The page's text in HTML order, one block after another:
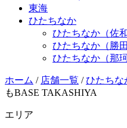
東海
ひたちなか
ひたちなか（佐和
ひたちなか（勝田
ひたちなか（那珂
ホーム / 店舗一覧 /ひたちな
もBASE TAKASHIYA
エリア